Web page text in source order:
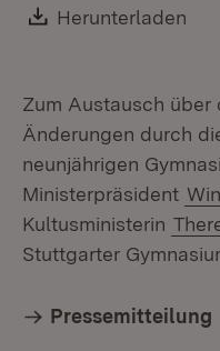
Download:
Herunterladen
Zum Austausch über
Änderungen durch
neunjährigen
Ministerpräsident
Kultusministerin
Stuttgarter
Pressemitteilung